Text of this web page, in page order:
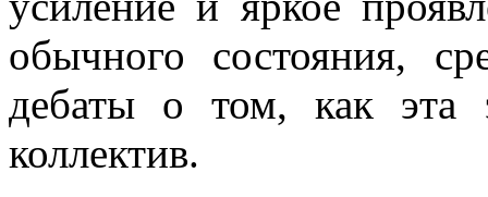
обычного состояния,
дебаты о том, как эта
коллектив.